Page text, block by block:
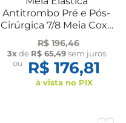
Antitrombo Pré e Pós-
Cirúrgica 7/8 Meia Coxa
18mmHg AES Par
Venosan
R$ 196,46
3xde R$ 65,49sem juros
ou
R$ 176,81
à vista no PIX